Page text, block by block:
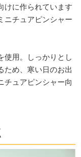
けに作られています
ニチュアピンシャー
使用。しっかりとし
ため、寒い日のお出
チュアピンシャー向